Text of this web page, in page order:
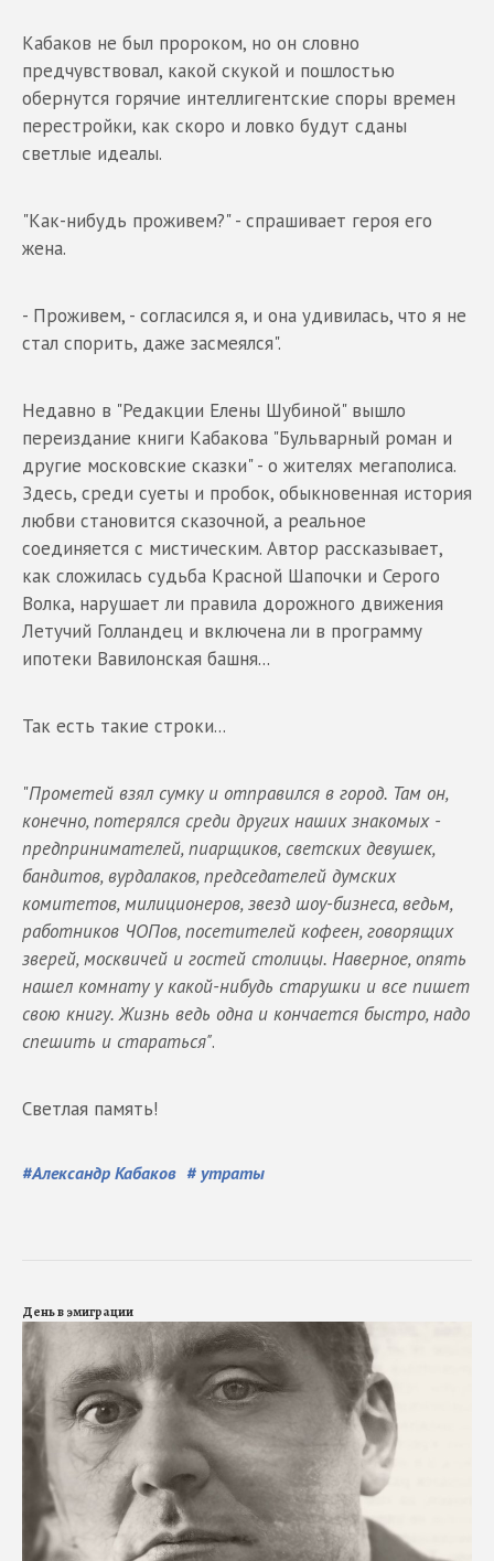
Кабаков не был пророком, но он словно
предчувствовал, какой скукой и пошлостью
обернутся горячие интеллигентские споры времен
перестройки, как скоро и ловко будут сданы
светлые идеалы.
"Как-нибудь проживем?" - спрашивает героя его
жена.
- Проживем, - согласился я, и она удивилась, что я не
стал спорить, даже засмеялся".
Недавно в "Редакции Елены Шубиной" вышло
переиздание книги Кабакова "Бульварный роман и
другие московские сказки" - о жителях мегаполиса.
Здесь, среди суеты и пробок, обыкновенная история
любви становится сказочной, а реальное
соединяется с мистическим. Автор рассказывает,
как сложилась судьба Красной Шапочки и Серого
Волка, нарушает ли правила дорожного движения
Летучий Голландец и включена ли в программу
ипотеки Вавилонская башня...
Так есть такие строки...
"Прометей взял сумку и отправился в город. Там он,
конечно, потерялся среди других наших знакомых -
предпринимателей, пиарщиков, светских девушек,
бандитов, вурдалаков, председателей думских
комитетов, милиционеров, звезд шоу-бизнеса, ведьм,
работников ЧОПов, посетителей кофеен, говорящих
зверей, москвичей и гостей столицы. Наверное, опять
нашел комнату у какой-нибудь старушки и все пишет
свою книгу. Жизнь ведь одна и кончается быстро, надо
спешить и стараться".
Светлая память!
#Александр Кабаков # утраты
День в эмиграции